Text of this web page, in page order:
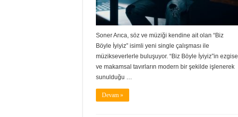
Soner Arıca, söz ve müziği kendine ait olan “Biz
Böyle İyiyiz” isimli yeni single çalışması ile
müzikseverlerle buluşuyor. “Biz Böyle İyiyiz”in ezgisel
ve makamsal tavırların modern bir şekilde işlenerek
sunulduğu …
Devam »